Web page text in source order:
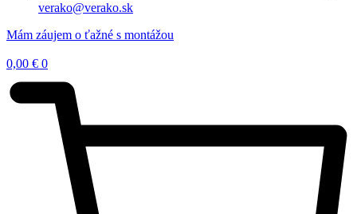
verako@verako.sk
Mám záujem o ťažné s montážou
0,00 € 0